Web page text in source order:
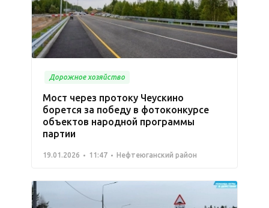
Дорожное хозяйство
Мост через протоку Чеускино
борется за победу в фотоконкурсе
объектов народной программы
партии
19.01.2026 11:47 Нефтеюганский район